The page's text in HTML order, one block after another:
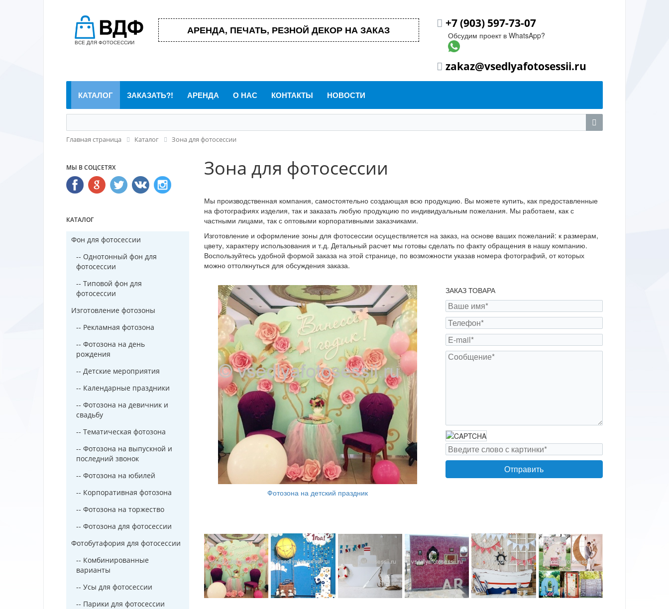
ВСЕ ДЛЯ ФОТОСЕССИИ
АРЕНДА, ПЕЧАТЬ, РЕЗНОЙ ДЕКОР НА ЗАКАЗ +7 (903) 597-73-07
Обсудим проект в WhatsApp?
zakaz@vsedlyafotosessii.ru
КАТАЛОГ ЗАКАЗАТЬ?! АРЕНДА О НАС КОНТАКТЫ НОВОСТИ
Главная страница Каталог Зона для фотосессии
МЫ В СОЦСЕТЯХ
КАТАЛОГ
Фон для фотосессии
-- Однотонный фон для
фотосессии
-- Типовой фон для
фотосессии
Изготовление фотозоны
-- Рекламная фотозона
-- Фотозона на день
рождения
-- Детские мероприятия
-- Календарные праздники
-- Фотозона на девичник и
свадьбу
-- Тематическая фотозона
-- Фотозона на выпускной и
последний звонок
-- Фотозона на юбилей
-- Корпоративная фотозона
-- Фотозона на торжество
-- Фотозона для фотосессии
Фотобутафория для фотосессии
-- Комбинированные
варианты
-- Усы для фотосессии
-- Парики для фотосессии
Зона для фотосессии
Мы производственная компания, самостоятельно создающая всю продукцию. Вы можете купить, как предоставленные
на фотографиях изделия, так и заказать любую продукцию по индивидуальным пожелания. Мы работаем, как с
частными лицами, так с оптовыми корпоративными заказчиками.
Изготовление и оформление зоны для фотосессии осуществляется на заказ, на основе ваших пожеланий: к размерам,
цвету, характеру использования и т.д. Детальный расчет мы готовы сделать по факту обращения в нашу компанию.
Воспользуйтесь удобной формой заказа на этой странице, по возможности указав номера фотографий, от которых
можно оттолкнуться для обсуждения заказа.
Фотозона на детский праздник
ЗАКАЗ ТОВАРА